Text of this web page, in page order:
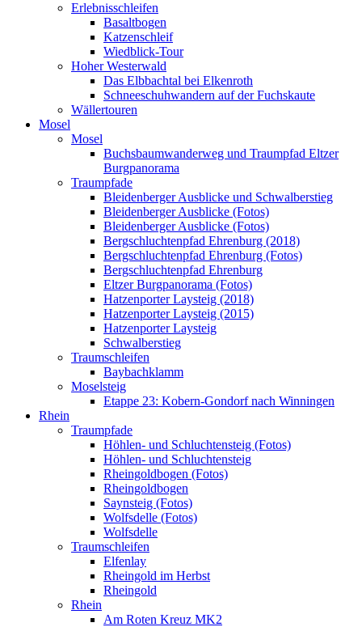
Erlebnisschleifen
Basaltbogen
Katzenschleif
Wiedblick-Tour
Hoher Westerwald
Das Elbbachtal bei Elkenroth
Schneeschuhwandern auf der Fuchskaute
Wällertouren
Mosel
Mosel
Buchsbaumwanderweg und Traumpfad Eltzer
Burgpanorama
Traumpfade
Bleidenberger Ausblicke und Schwalberstieg
Bleidenberger Ausblicke (Fotos)
Bleidenberger Ausblicke (Fotos)
Bergschluchtenpfad Ehrenburg (2018)
Bergschluchtenpfad Ehrenburg (Fotos)
Bergschluchtenpfad Ehrenburg
Eltzer Burgpanorama (Fotos)
Hatzenporter Laysteig (2018)
Hatzenporter Laysteig (2015)
Hatzenporter Laysteig
Schwalberstieg
Traumschleifen
Baybachklamm
Moselsteig
Etappe 23: Kobern-Gondorf nach Winningen
Rhein
Traumpfade
Höhlen- und Schluchtensteig (Fotos)
Höhlen- und Schluchtensteig
Rheingoldbogen (Fotos)
Rheingoldbogen
Saynsteig (Fotos)
Wolfsdelle (Fotos)
Wolfsdelle
Traumschleifen
Elfenlay
Rheingold im Herbst
Rheingold
Rhein
Am Roten Kreuz MK2